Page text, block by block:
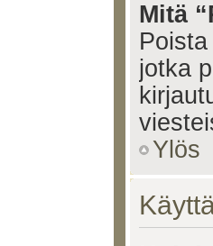
Mitä
jotka
Ylös